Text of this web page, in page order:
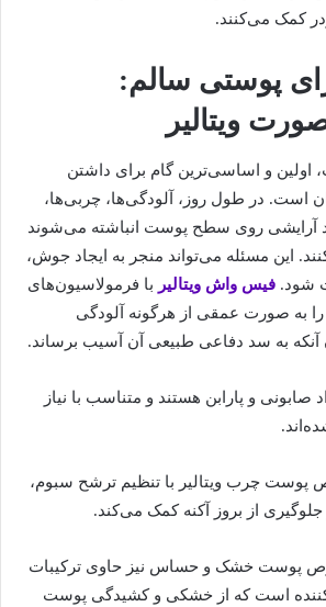
کمک می‌کنند.
پوستی سالم:
ویتالیر
و اساسی‌ترین گام برای داشتن
است. در طول روز، آلودگی‌ها، چربی‌ها،
آرایشی روی سطح پوست انباشته می‌شوند
این مسئله می‌تواند منجر به ایجاد جوش،
شود. فیس واش ویتالیر با فرمولاسیون‌های
را به صورت عمقی از هرگونه آلودگی
آنکه به سد دفاعی طبیعی آن آسیب برساند.
صابونی و پارابن هستند و متناسب با نیاز
چرب ویتالیر با تنظیم ترشح سبوم،
از بروز آکنه کمک می‌کند.
پوست خشک و حساس نیز حاوی ترکیبات
است که از خشکی و کشیدگی پوست